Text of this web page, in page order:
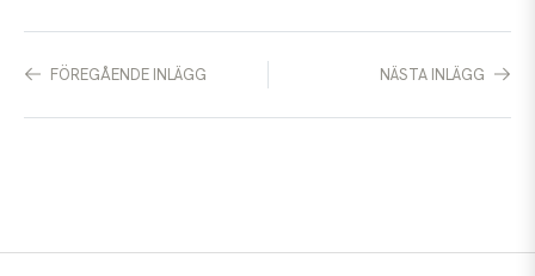
FÖREGÅENDE INLÄGG NÄSTA INLÄGG